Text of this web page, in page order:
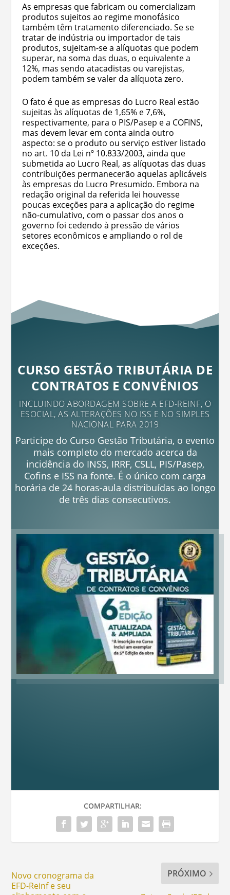
As empresas que fabricam ou comercializam
produtos sujeitos ao regime monofásico
também têm tratamento diferenciado. Se se
tratar de indústria ou importador de tais
produtos, sujeitam-se a alíquotas que podem
superar, na soma das duas, o equivalente a
12%, mas sendo atacadistas ou varejistas,
podem também se valer da alíquota zero.
O fato é que as empresas do Lucro Real estão
sujeitas às alíquotas de 1,65% e 7,6%,
respectivamente, para o PIS/Pasep e a COFINS,
mas devem levar em conta ainda outro
aspecto: se o produto ou serviço estiver listado
no art. 10 da Lei nº 10.833/2003, ainda que
submetida ao Lucro Real, as alíquotas das duas
contribuições permanecerão aquelas aplicáveis
às empresas do Lucro Presumido. Embora na
redação original da referida lei houvesse
poucas exceções para a aplicação do regime
não-cumulativo, com o passar dos anos o
governo foi cedendo à pressão de vários
setores econômicos e ampliando o rol de
exceções.
CURSO GESTÃO TRIBUTÁRIA DE
CONTRATOS E CONVÊNIOS
INCLUINDO ABORDAGEM SOBRE A EFD-REINF, O
ESOCIAL, AS ALTERAÇÕES NO ISS E NO SIMPLES
NACIONAL PARA 2019
Participe do Curso Gestão Tributária, o evento
mais completo do mercado acerca da
incidência do INSS, IRRF, CSLL, PIS/Pasep,
Cofins e ISS na fonte. É o único com carga
horária de 24 horas-aula distribuídas ao longo
de três dias consecutivos.
COMPARTILHAR:
Novo cronograma da
EFD-Reinf e seu
PRÓXIMO